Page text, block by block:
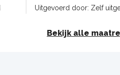
Uitgevoerd door: Zelf
Bekijk alle